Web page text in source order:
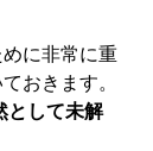
に非常に重
おきます。
として未解